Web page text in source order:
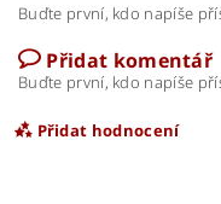
Buďte první, kdo napíše
Přidat komentář
Buďte první, kdo napíše
Přidat hodnocení